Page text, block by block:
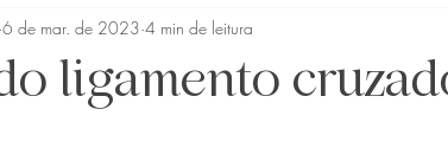
ligamento
6 de mar. de 2023 4 min de leitura